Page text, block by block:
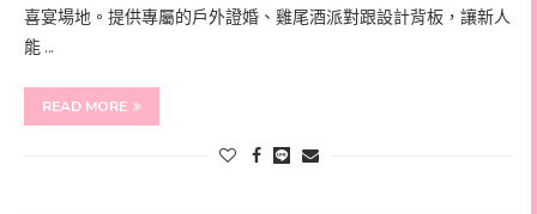
喜宴場地。提供專屬的戶外證婚、雞尾酒派對跟設計背板，讓新人
能 …
READ MORE